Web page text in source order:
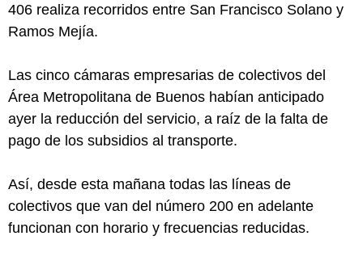
406 realiza recorridos entre San Francisco Solano y
Ramos Mejía.
Las cinco cámaras empresarias de colectivos del
Área Metropolitana de Buenos habían anticipado
ayer la reducción del servicio, a raíz de la falta de
pago de los subsidios al transporte.
Así, desde esta mañana todas las líneas de
colectivos que van del número 200 en adelante
funcionan con horario y frecuencias reducidas.